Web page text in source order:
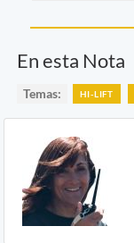
En esta Nota
Temas: HI-LIFT